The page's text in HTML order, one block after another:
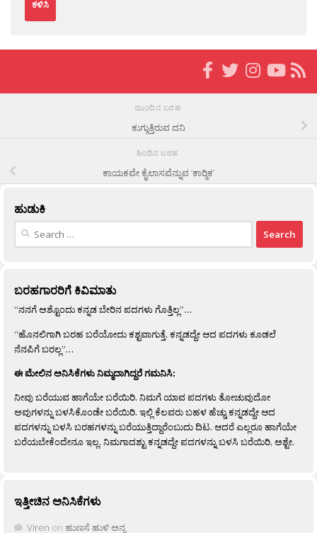
ಮುಂದಿನ ಬರಹ
ಕುಗ್ಗುತ್ತಿರುವ ದನಿ
ಹಿಂದಿನ ಬರಹ
ಕಾಯಕವೇ ಕೈಲಾಸವೆನ್ನುವ ‘ಕಾರ‍್ಮಿಕ’
ಹುಡುಕಿ
Search
ಬರಹಗಾರರಿಗೆ ಕಿವಿಮಾತು
“ನನಗೆ ಅಶ್ಟೊಂದು ಕನ್ನಡ ಬೇರಿನ ಪದಗಳು ಗೊತ್ತಿಲ್ಲ”…
“ಹೊನಲಿಗಾಗಿ ಬರಹ ಬರೆಯೋದು ಕಶ್ಟವಾಗುತ್ತೆ. ಕನ್ನಡದ್ದೇ ಆದ ಪದಗಳು ಕೂಡಲೆ
ನೆನಪಿಗೆ ಬರಲ್ಲ”…
ಈ ಮೇಲಿನ ಅನಿಸಿಕೆಗಳು ನಿಮ್ಮದಾಗಿದ್ದರೆ ಗಮನಿಸಿ:
ನೀವು ಬರೆಯುವ ಹಾಗೆಯೇ ಬರೆಯಿರಿ. ನಿಮಗೆ ಯಾವ ಪದಗಳು ತೋಚುವುದೋ
ಅವುಗಳನ್ನು ಬಳಸಿಕೊಂಡೇ ಬರೆಯಿರಿ. ಇಲ್ಲಿ ಕೆಲವರು ಬಹಳ ಹೆಚ್ಚು ಕನ್ನಡದ್ದೇ ಆದ
ಪದಗಳನ್ನು ಬಳಸಿ ಬರಹಗಳನ್ನು ಬರೆಯುತ್ತಿದ್ದಾರೆಂಬುದು ದಿಟ. ಆದರೆ ಎಲ್ಲರೂ ಹಾಗೆಯೇ
ಬರೆಯಬೇಕೆಂದೇನೂ ಇಲ್ಲ. ನಿಮಗಾದಶ್ಟು ಕನ್ನಡದ್ದೇ ಪದಗಳನ್ನು ಬಳಸಿ ಬರೆಯಿರಿ, ಅಶ್ಟೇ.
ಇತ್ತೀಚಿನ ಅನಿಸಿಕೆಗಳು
Viren on ಹುಣಸೆ ಹುಳಿ ಅನ್ನ